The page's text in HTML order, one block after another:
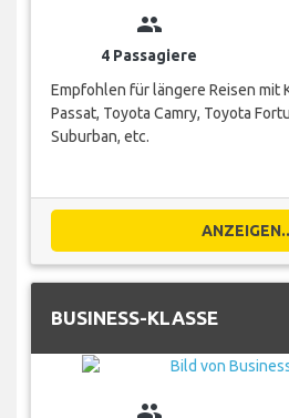
group
4 Passagiere
Empfohlen für längere Reisen mit
Passat, Toyota Camry, Toyota
Suburban, etc.
BUSINESS-KLASSE
group